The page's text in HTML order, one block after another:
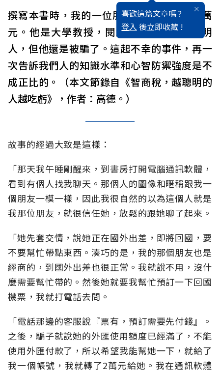
喜歡這篇文章嗎 ?
登入 後立即收藏 !
撰寫本書時，我的一位朋友剛好被騙走了2萬
元。他是大學教授，閱歷豐富，典型的聰明
人，但他還是被騙了。這起不幸的事件，再一
次告訴我們人的知識水準和心智防禦強度是不
成正比的。（本文節錄自《智商稅，越聰明的
人越吃虧》，作者：高德。）
故事的經過大致是這樣：
「那天我午睡剛醒來，到書房打開電腦通訊軟體，
看到有個人找我聊天。那個人的圖像和暱稱跟我一
個朋友一模一樣，因此我很自然的以為這個人就是
我那位朋友，就很信任她，放鬆的跟她聊了起來。
「她先套交情，說她正在國外出差，即將回國，要
不要幫忙帶點東西。湊巧的是，我的那個朋友也是
經商的，到國外出差也很正常。我就說不用，沒什
麼需要幫忙帶的。然後她就要我幫忙預訂一下回國
機票，我就打電話去問。
「電話那邊的客服說『票有，預訂需要先付錢』。
之後，騙子就說她的外匯使用額度已經滿了，不能
使用外匯付款了，所以希望我能幫她一下，就給了
我一個帳號，我就轉了2萬元給她。我在通訊軟體